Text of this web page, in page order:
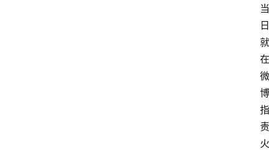
当
日
就
在
微
博
指
责
火